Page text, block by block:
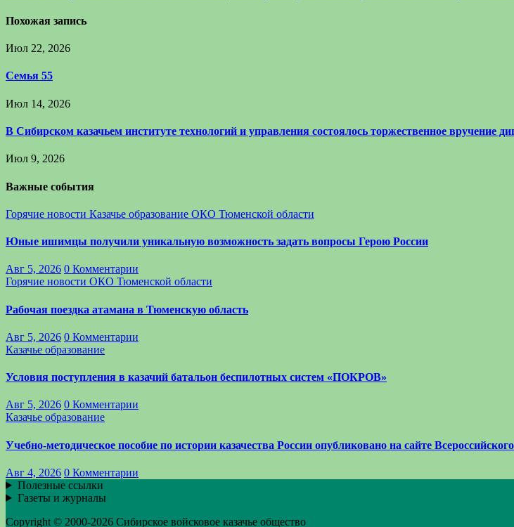
Похожая запись
Июл 22, 2026
Семья 55
Июл 14, 2026
В Сибирском казачьем институте технологий и управления состоялось торжественное вручение
Июл 9, 2026
Важные события
Горячие новости Казачье образование ОКО Тюменской области
Юные ишимцы получили уникальную возможность задать вопросы Герою России
Авг 5, 2026 0 Комментарии
Горячие новости ОКО Тюменской области
Рабочая поездка атамана в Тюменскую область
Авг 5, 2026 0 Комментарии
Казачье образование
Условия поступления в казачий батальон беспилотных систем «ПОКРОВ»
Авг 5, 2026 0 Комментарии
Казачье образование
Учебно-методическое пособие по истории казачества России опубликовано на сайте
Авг 4, 2026 0 Комментарии
Полезные ссылки
Газеты и журналы
Copyright © 2000-2026 Сибирское войсковое казачье общество